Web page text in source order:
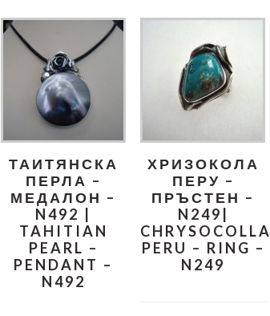
ТАИТЯНСКА
ПЕРЛА –
МЕДАЛОН –
N492 |
TAHITIAN
PEARL –
PENDANT –
N492
ХРИЗОКОЛА
ПЕРУ –
ПРЪСТЕН –
N249|
CHRYSOCOLLA
PERU – RING –
N249